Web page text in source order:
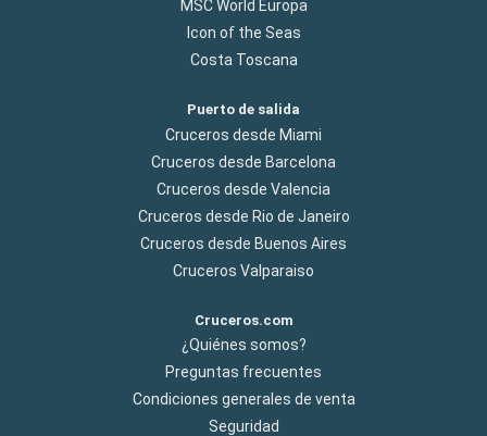
MSC World Europa
Icon of the Seas
Costa Toscana
Puerto de salida
Cruceros desde Miami
Cruceros desde Barcelona
Cruceros desde Valencia
Cruceros desde Rio de Janeiro
Cruceros desde Buenos Aires
Cruceros Valparaiso
Cruceros.com
¿Quiénes somos?
Preguntas frecuentes
Condiciones generales de venta
Seguridad